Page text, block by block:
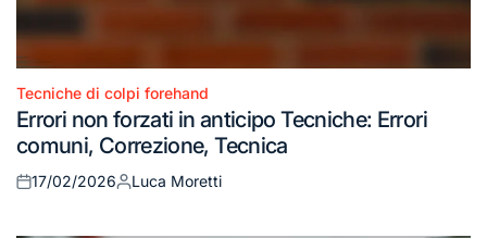
Posted
in
Tecniche di colpi forehand
Errori non forzati in anticipo Tecniche: Errori
comuni, Correzione, Tecnica
Posted
17/02/2026
Posted
Luca Moretti